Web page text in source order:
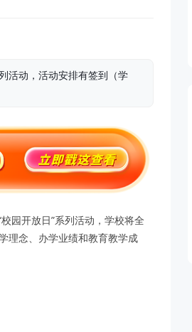
活动，活动安排有签到（学
校园开放日”系列活动，学校将全
理念、办学业绩和教育教学成